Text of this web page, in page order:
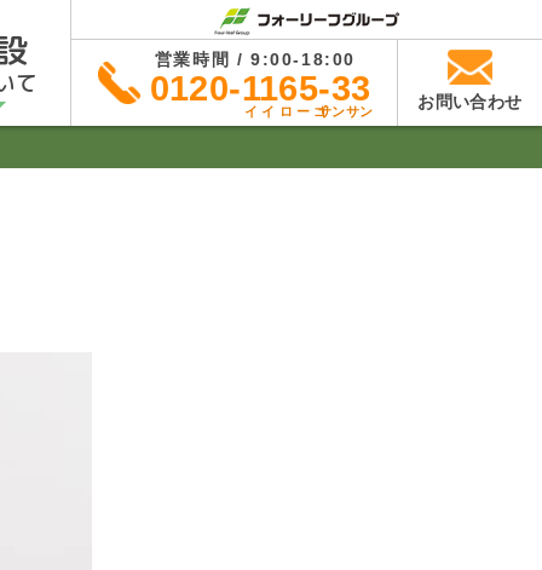
営業時間 / 9:00-18:00
0120-1165-33
イイローゴサンサン お問い合わせ
て